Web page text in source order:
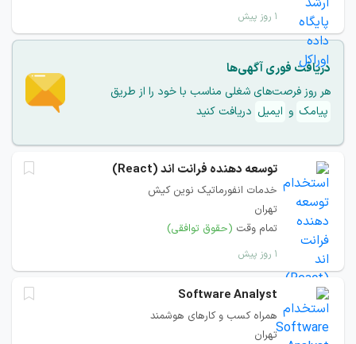
۱ روز پیش
دریافت فوری آگهی‌ها
هر روز فرصت‌های شغلی مناسب با خود را از طریق
پیامک و ایمیل دریافت کنید
توسعه دهنده فرانت اند (React)
خدمات انفورماتیک نوین کیش
تهران
تمام وقت (حقوق توافقی)
۱ روز پیش
Software Analyst
همراه کسب و کارهای هوشمند
تهران